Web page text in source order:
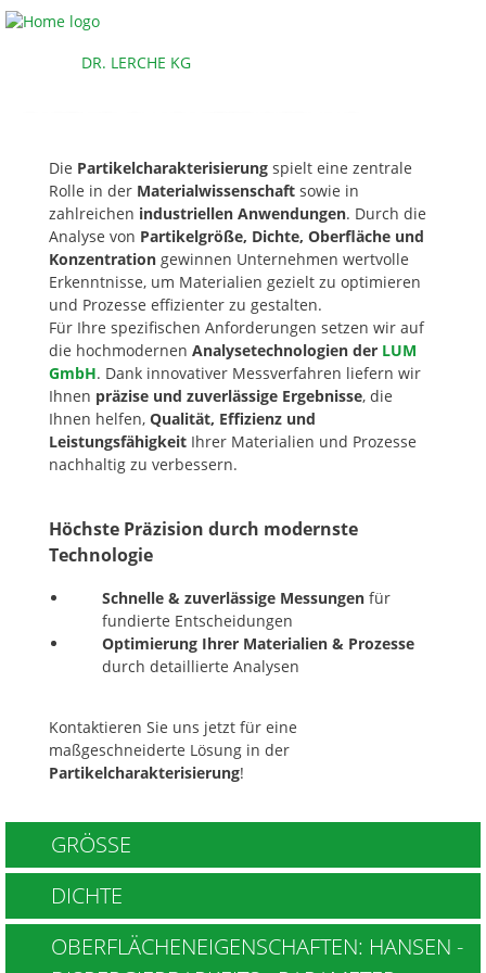
Die Partikelcharakterisierung spielt eine zentrale
Rolle in der Materialwissenschaft sowie in
zahlreichen industriellen Anwendungen. Durch die
Analyse von Partikelgröße, Dichte, Oberfläche und
Konzentration gewinnen Unternehmen wertvolle
Erkenntnisse, um Materialien gezielt zu optimieren
und Prozesse effizienter zu gestalten.
Für Ihre spezifischen Anforderungen setzen wir auf
die hochmodernen Analysetechnologien der LUM
GmbH. Dank innovativer Messverfahren liefern wir
Ihnen präzise und zuverlässige Ergebnisse, die
Ihnen helfen, Qualität, Effizienz und
Leistungsfähigkeit Ihrer Materialien und Prozesse
nachhaltig zu verbessern.
Höchste Präzision durch modernste
Technologie
Schnelle & zuverlässige Messungen für
fundierte Entscheidungen
Optimierung Ihrer Materialien & Prozesse
durch detaillierte Analysen
Kontaktieren Sie uns jetzt für eine
maßgeschneiderte Lösung in der
Partikelcharakterisierung!
GRÖSSE
DICHTE
OBERFLÄCHENEIGENSCHAFTEN: HANSEN -